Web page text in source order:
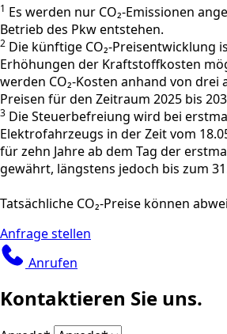
1 Es werden nur CO₂-Emissionen
Betrieb des Pkw entstehen.
2 Die künftige CO₂-Preisentwicklung
Erhöhungen der Kraftstoffkosten
werden CO₂-Kosten anhand von drei
Preisen für den Zeitraum 2025 bis
3 Die Steuerbefreiung wird bei
Elektrofahrzeugs in der Zeit vom
für zehn Jahre ab dem Tag der
gewährt, längstens jedoch bis zum
Tatsächliche CO₂-Preise können
Anfrage stellen
Anrufen
Kontaktieren Sie uns.